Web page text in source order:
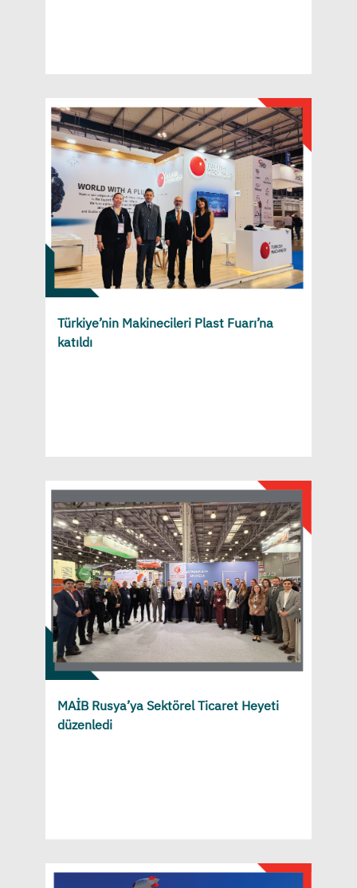
Türkiye’nin Makinecileri Plast Fuarı’na
katıldı
MAİB Rusya’ya Sektörel Ticaret Heyeti
düzenledi